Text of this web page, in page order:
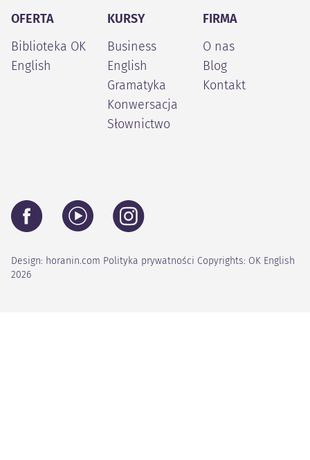
OFERTA
Biblioteka OK
English
KURSY
Business
English
Gramatyka
Konwersacja
Słownictwo
FIRMA
O nas
Blog
Kontakt
Design: horanin.com Polityka prywatności Copyrights: OK English
2026